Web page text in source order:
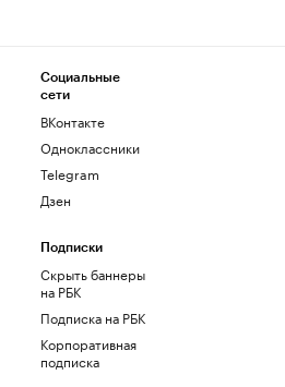
Социальные
сети
ВКонтакте
Одноклассники
Telegram
Дзен
Подписки
Скрыть баннеры
на РБК
Подписка на РБК
Корпоративная
подписка